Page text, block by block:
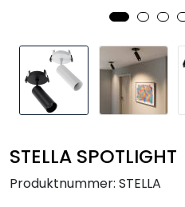
STELLA SPOTLIGHT
Produktnummer: STELLA
Sluttsalg
Referanser